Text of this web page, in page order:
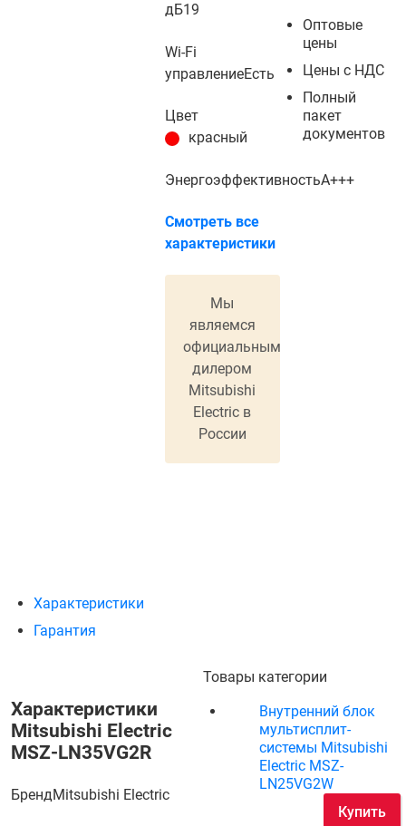
Оптовые
цены
Цены с НДС
Полный
пакет
документов
дБ19
Wi-Fi
управлениеЕсть
Цвет
красный
ЭнергоэффективностьA+++
Смотреть все
характеристики
Мы
являемся
официальным
дилером
Mitsubishi
Electric в
России
Характеристики
Гарантия
Характеристики
Mitsubishi Electric
MSZ-LN35VG2R
БрендMitsubishi Electric
Товары категории
Внутренний блок
мультисплит-
системы Mitsubishi
Electric MSZ-
LN25VG2W
Купить